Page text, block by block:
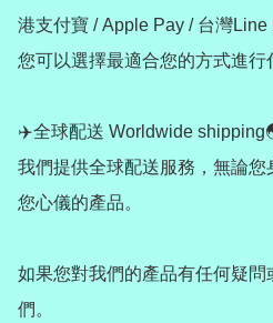
港支付寶 / Apple Pay / 台灣Line
您可以選擇最適合您的方式進行
✈️全球配送 Worldwide
我們提供全球配送服務，無論您
您心儀的產品。
如果您對我們的產品有任何疑
們。